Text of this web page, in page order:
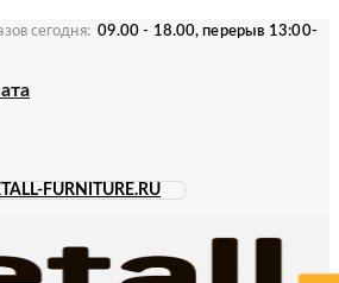
сегодня: 09.00 - 18.00, перерыв 13:00-
FURNITURE.RU